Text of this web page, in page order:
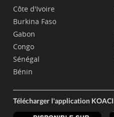
Côte d'Ivoire
Burkina Faso
Gabon
Congo
Sénégal
Bénin
Télécharger l'application KOACI